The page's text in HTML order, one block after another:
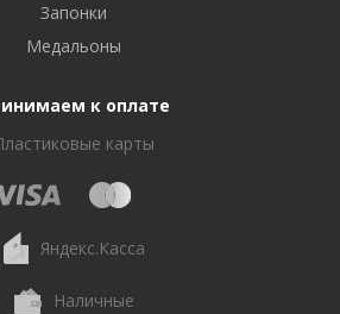
Запонки
Медальоны
к оплате
карты
Яндекс.Касса
Наличные